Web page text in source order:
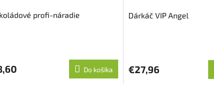
profi-náradie
Do košíka
Dárkáč VIP Angel
€27,96